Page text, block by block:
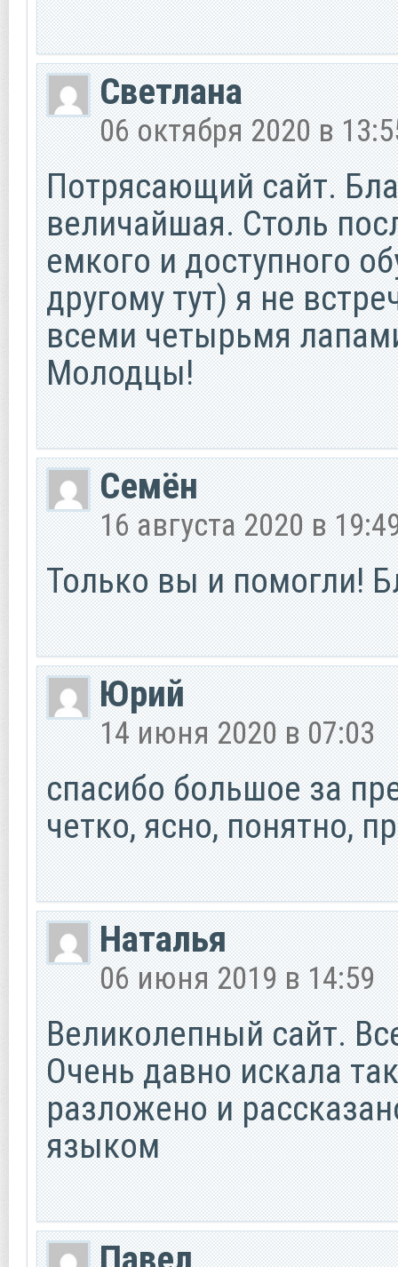
Светлана
06 октября 2020 в
Потрясающий сайт.
величайшая. Столь
емкого и доступного
другому тут) я не
всеми четырьмя
Молодцы!
Семён
16 августа 2020 в
Только вы и помогли!
Юрий
14 июня 2020 в 07:03
спасибо большое за
четко, ясно, понятно,
Наталья
06 июня 2019 в 14:59
Великолепный сайт.
Очень давно искала
разложено и
языком